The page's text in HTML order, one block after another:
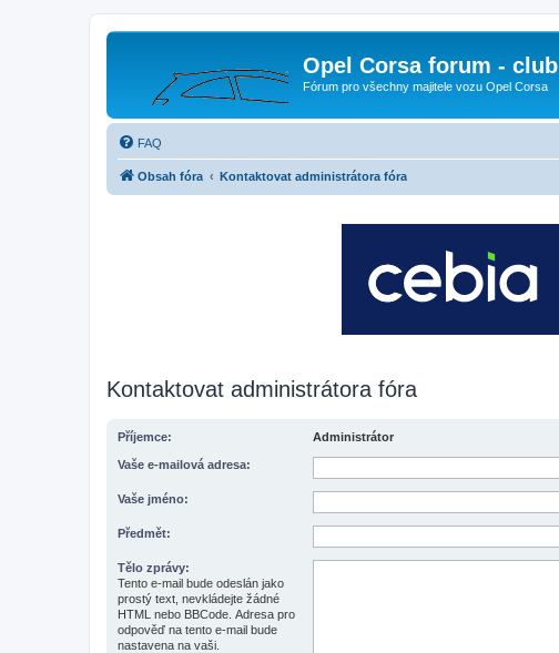
Opel Corsa forum - club
Fórum pro všechny majitele vozu Opel Corsa
FAQ
Obsah fóra Kontaktovat administrátora fóra
Kontaktovat administrátora fóra
Příjemce: Administrátor
Vaše e-mailová adresa:
Vaše jméno:
Předmět:
Tělo zprávy:
Tento e-mail bude odeslán jako
prostý text, nevkládejte žádné
HTML nebo BBCode. Adresa pro
odpověď na tento e-mail bude
nastavena na vaši.